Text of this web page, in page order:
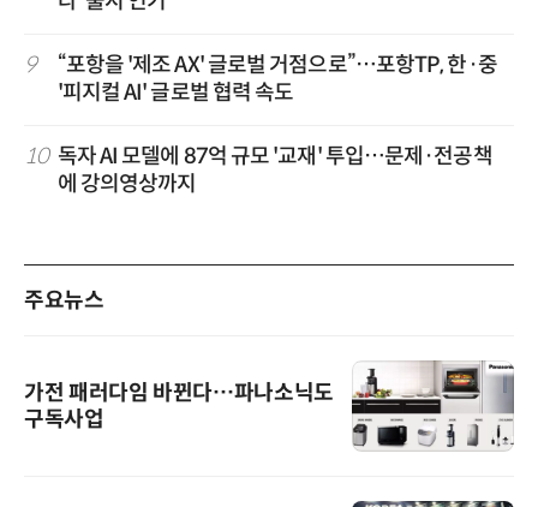
9
“포항을 '제조 AX' 글로벌 거점으로”…포항TP, 한·중
'피지컬 AI' 글로벌 협력 속도
10 독자 AI 모델에 87억 규모 '교재' 투입…문제·전공책
에 강의영상까지
주요뉴스
가전 패러다임 바뀐다…파나소닉도
구독사업